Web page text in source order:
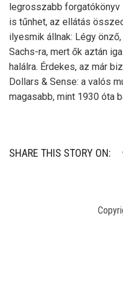
legrosszabb
is tűnhet, az ellátás
ilyesmik állnak: Légy
Sachs-ra, mert ők aztán
halálra. Érdekes, az már
Dollars & Sense: a valós
magasabb, mint 1930 óta
SHARE THIS STORY ON: